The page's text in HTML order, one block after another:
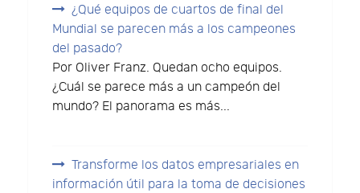
¿Qué equipos de cuartos de final del
Mundial se parecen más a los campeones
del pasado?
Por Oliver Franz. Quedan ocho equipos.
¿Cuál se parece más a un campeón del
mundo? El panorama es más...
Transforme los datos empresariales en
información útil para la toma de decisiones